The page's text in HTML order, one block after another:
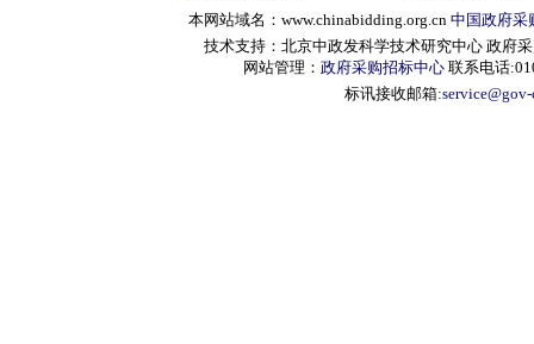
本网站域名：www.chinabidding.org.cn 中国政府采
技术支持：北京中政发科学技术研究中心 政府
网站管理： 政府采购招标中心 联系电话
标讯接收邮箱: